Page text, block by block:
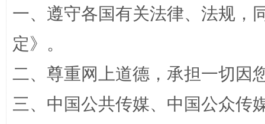
全民健身五年计划来了！等你上场
一、遵守各国有关法律、法规，
定》。
二、尊重网上道德，承担一切因
三、中国公共传媒、中国公众传